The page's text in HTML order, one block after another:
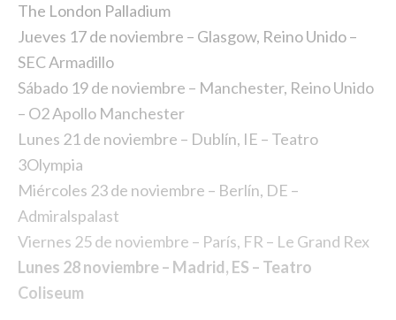
The London Palladium
Jueves 17 de noviembre – Glasgow, Reino Unido –
SEC Armadillo
Sábado 19 de noviembre – Manchester, Reino Unido
– O2 Apollo Manchester
Lunes 21 de noviembre – Dublín, IE – Teatro
3Olympia
Miércoles 23 de noviembre – Berlín, DE –
Admiralspalast
Viernes 25 de noviembre – París, FR – Le Grand Rex
Lunes 28 noviembre – Madrid, ES – Teatro
Coliseum